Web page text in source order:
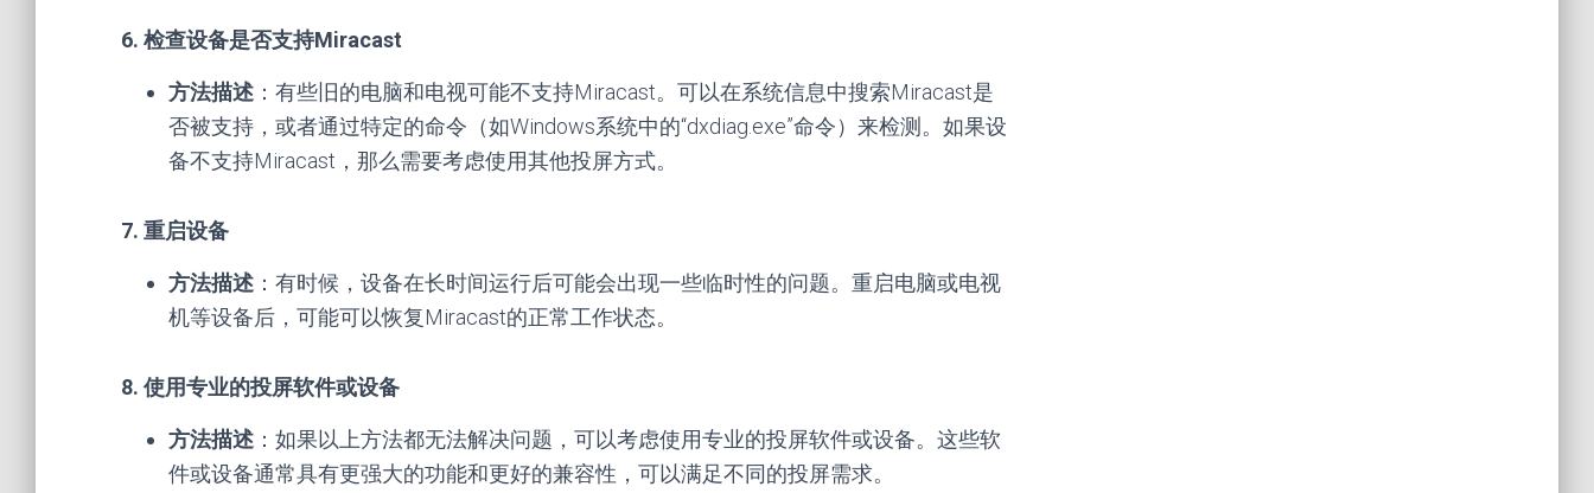
6. 检查设备是否支持Miracast
方法描述 ：有些旧的电脑和电视可能不支持Miracast。可以在系统信息中搜索Miracast是
否被支持，或者通过特定的命令（如Windows系统中的“dxdiag.exe”命令）来检测。如果设
备不支持Miracast，那么需要考虑使用其他投屏方式。
7. 重启设备
方法描述 ：有时候，设备在长时间运行后可能会出现一些临时性的问题。重启电脑或电视
机等设备后，可能可以恢复Miracast的正常工作状态。
8. 使用专业的投屏软件或设备
方法描述 ：如果以上方法都无法解决问题，可以考虑使用专业的投屏软件或设备。这些软
件或设备通常具有更强大的功能和更好的兼容性，可以满足不同的投屏需求。